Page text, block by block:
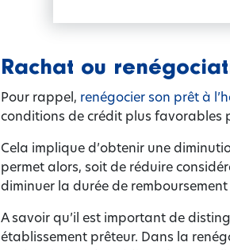
Rachat ou
Pour rappel, renégocier son prêt à
conditions de crédit plus favorables
Cela implique d’obtenir une
permet alors, soit de réduire
diminuer la durée de
A savoir qu’il est important de
établissement prêteur. Dans la